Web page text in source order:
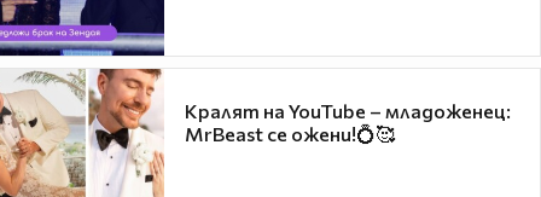
Кралят на YouTube – младоженец:
MrBeast се ожени!💍🥰